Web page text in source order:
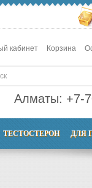
кабинет Корзина
Алматы: +7-
ТЕСТОСТЕРОН ДЛЯ